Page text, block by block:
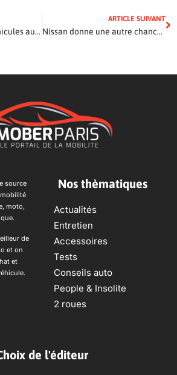
Tout savoir sur les véhicules autonomes
ARTICLE SUIVANT
Nissan donne une autre chance à la Versa
source
moto,
de
et on
et
Nos thèmatiques
Actualités
Entretien
Accessoires
Tests
Conseils auto
People & Insolite
2 roues
de l'éditeur